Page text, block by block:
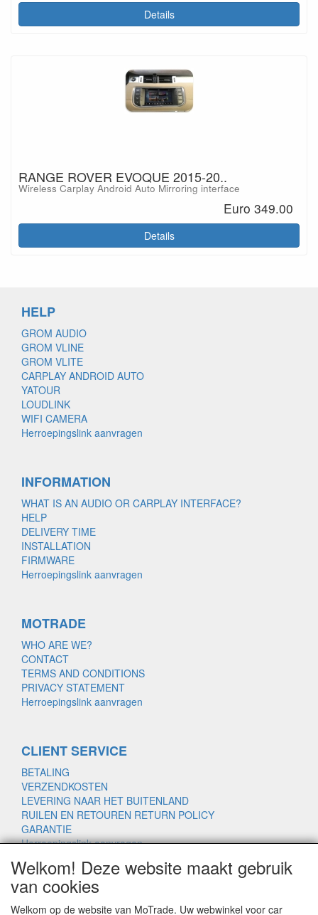
Details
RANGE ROVER EVOQUE 2015-20..
Wireless Carplay Android Auto Mirroring interface
Euro 349.00
Details
HELP
GROM AUDIO
GROM VLINE
GROM VLITE
CARPLAY ANDROID AUTO
YATOUR
LOUDLINK
WIFI CAMERA
Herroepingslink aanvragen
INFORMATION
WHAT IS AN AUDIO OR CARPLAY INTERFACE?
HELP
DELIVERY TIME
INSTALLATION
FIRMWARE
Herroepingslink aanvragen
MOTRADE
WHO ARE WE?
CONTACT
TERMS AND CONDITIONS
PRIVACY STATEMENT
Herroepingslink aanvragen
CLIENT SERVICE
BETALING
VERZENDKOSTEN
LEVERING NAAR HET BUITENLAND
RUILEN EN RETOUREN RETURN POLICY
GARANTIE
Herroepingslink aanvragen
Welkom! Deze website maakt gebruik
van cookies
Welkom op de website van MoTrade. Uw webwinkel voor car